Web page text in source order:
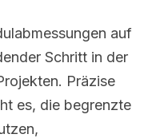
auf
Schritt in der
Präzise
es, die begrenzte